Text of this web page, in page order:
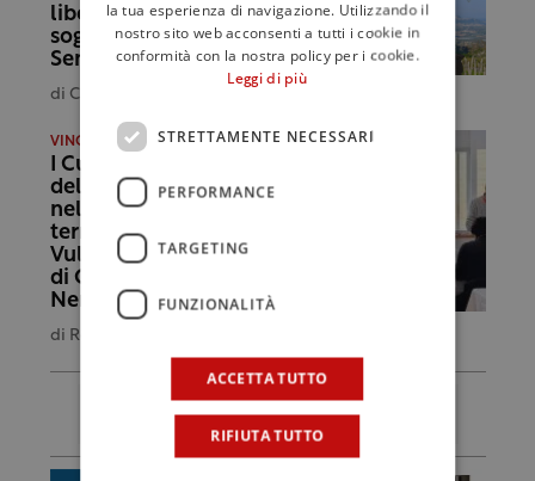
libertà: esplode il
sogno di Manuela
Seminara
di Clara Minissale
VINO E DINTORNI
I Custodi delle Vigne
dell’Etna, un viaggio
nel tempo e nel
territorio del
Vulcano: il racconto
di Carricante e
Nerello Mascalese
di Redazione
la tua esperienza di navigazione. Utilizzando il
nostro sito web acconsenti a tutti i cookie in
conformità con la nostra policy per i cookie.
Leggi di più
STRETTAMENTE NECESSARI
PERFORMANCE
TARGETING
FUNZIONALITÀ
ACCETTA TUTTO
RIFIUTA TUTTO